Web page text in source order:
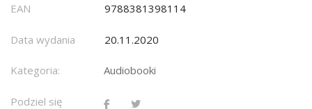
EAN 9788381398114
Data wydania 20.11.2020
Kategoria: Audiobooki
Podziel się